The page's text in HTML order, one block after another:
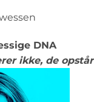
DNA
ikke, de opstår